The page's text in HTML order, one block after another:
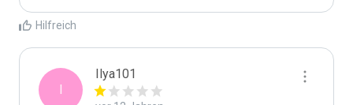
Hilfreich
I
Ilya101